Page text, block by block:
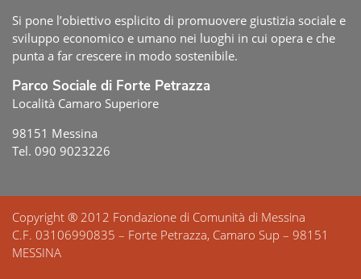
Si pone l’obiettivo esplicito di promuovere giustizia sociale e
sviluppo economico e umano nei luoghi in cui opera e che
punta a far crescere in modo sostenibile.
Parco Sociale di Forte Petrazza
Località Camaro Superiore
98151 Messina
Tel. 090 9023226
Copyright ® 2012 Fondazione di Comunità di Messina
C.F. 03106990835 – Forte Petrazza, Camaro Sup – 98151
MESSINA